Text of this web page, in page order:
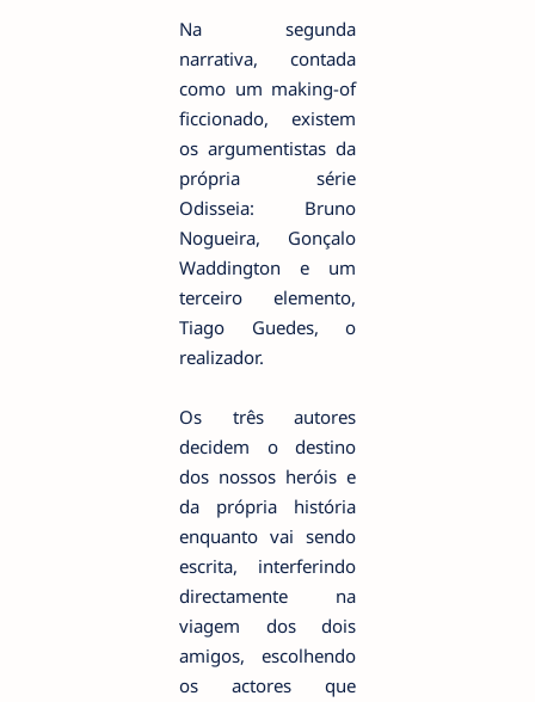
Na segunda
narrativa, contada
como um making-of
ficcionado, existem
os argumentistas da
própria série
Odisseia: Bruno
Nogueira, Gonçalo
Waddington e um
terceiro elemento,
Tiago Guedes, o
realizador.
Os três autores
decidem o destino
dos nossos heróis e
da própria história
enquanto vai sendo
escrita, interferindo
directamente na
viagem dos dois
amigos, escolhendo
os actores que